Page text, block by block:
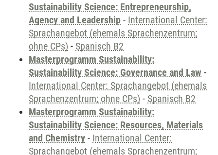
Sustainability Science: Entrepreneurship,
Agency and Leadership - International Center:
Sprachangebot (ehemals Sprachenzentrum;
ohne CPs) - Spanisch B2
Masterprogramm Sustainability:
Sustainability Science: Governance and Law -
International Center: Sprachangebot (ehemals
Sprachenzentrum; ohne CPs) - Spanisch B2
Masterprogramm Sustainability:
Sustainability Science: Resources, Materials
and Chemistry - International Center:
Sprachangebot (ehemals Sprachenzentrum;